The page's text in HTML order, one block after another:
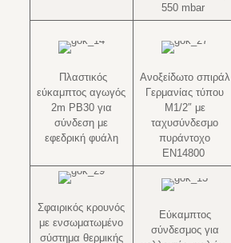
550 mbar
Πλαστικός
εύκαμπτος αγωγός
2m PB30 για
σύνδεση με
εφεδρική φυάλη
Ανοξείδωτο σπιράλ
Γερμανίας τύπου
Μ1/2″ με
ταχυσύνδεσμο
πυράντοχο
EN14800
Σφαιρικός κρουνός
με ενσωματωμένο
σύστημα θερμικής
Εύκαμπτος
σύνδεσμος για